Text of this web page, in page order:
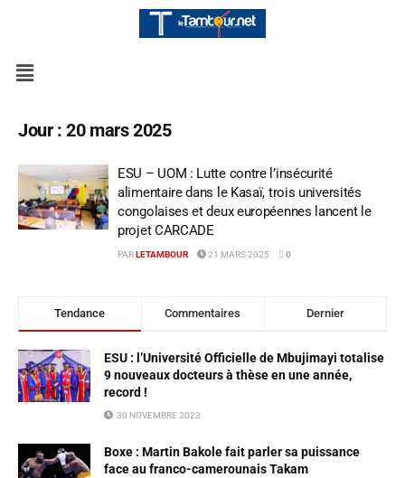
Jour :20 mars 2025
ESU – UOM : Lutte contre l’insécurité
alimentaire dans le Kasaï, trois universités
congolaises et deux européennes lancent le
projet CARCADE
PAR LETAMBOUR 21 MARS 2025 0
Tendance Commentaires Dernier
ESU : l’Université Officielle de Mbujimayi totalise
9 nouveaux docteurs à thèse en une année,
record !
30 NOVEMBRE 2023
Boxe : Martin Bakole fait parler sa puissance
face au franco-camerounais Takam